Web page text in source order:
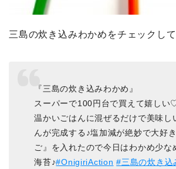
三島の炊き込みわかめをチェックして
『三島の炊き込みわかめ』
スーパーで100円台で買えて嬉しい
温かいごはんに混ぜるだけで美味し
んが完成する♪塩加減が絶妙で大好
ご』を入れたので今日はわかめ少な
海苔♪#OnigiriAction #三島の炊き込